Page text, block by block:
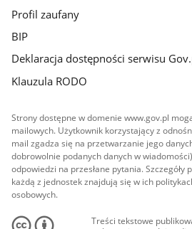
Profil zaufany
BIP
Deklaracja dostępności serwisu
Klauzula RODO
Strony dostępne w domenie www.gov.pl
mailowych. Użytkownik korzystający z
mail zgadza się na przetwarzanie jego
dobrowolnie podanych danych w
odpowiedzi na przesłane pytania.
każdą z jednostek znajdują się w ich
osobowych.
Treści tekstowe